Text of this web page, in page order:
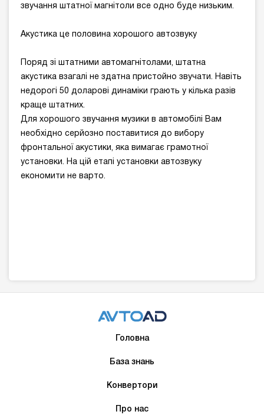
звучання штатної магнітоли все одно буде низьким.
Акустика це половина хорошого автозвуку
Поряд зі штатними автомагнітолами, штатна
акустика взагалі не здатна пристойно звучати. Навіть
недорогі 50 доларові динаміки грають у кілька разів
краще штатних.
Для хорошого звучання музики в автомобілі Вам
необхідно серйозно поставитися до вибору
фронтальної акустики, яка вимагає грамотної
установки. На цій етапі установки автозвуку
економити не варто.
Головна
База знань
Конвертори
Про нас